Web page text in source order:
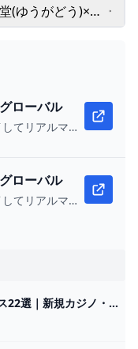
(ゆうがどう)×優
🎰 入金不要ボー
ローバル
オンラインでポーカーをプレイしてリアルマネーを獲得しよう。
ローバル
オンラインでポーカーをプレイしてリアルマネーを獲得しよう。
オンカジ入金不要ボーナス22選｜新規カジノ・プレオープンカジノも紹介 オンラインカジノことオンカジを無料で体験・遊べる入金不要ボーナス。オンカジが提供する入金不要ボーナスでお得に遊びたいと、以下のように考えてい